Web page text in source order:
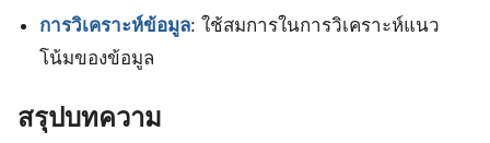
การวิเคราะห์ข้อมูล: ใช้สมการในการวิเคราะห์แนว
โน้มของข้อมูล
สรุปบทความ